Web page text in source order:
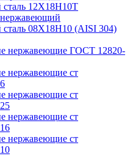
сталь 12Х18Н10Т
сталь 08Х18Н10 (AISI 304)
нержавеющие ГОСТ 12820-
нержавеющие ст
нержавеющие ст
нержавеющие ст
нержавеющие ст